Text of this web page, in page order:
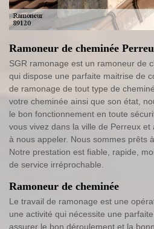
Ramoneur de cheminée
SGR ramonage est un ramoneur de
qui dispose une parfaite maitrise de
de ramonage de tout type de
votre cheminée ainsi que son état,
le bon fonctionnement en toute
vous vivez dans la ville de Perreux et
à nous appeler. Nous sommes prêts
Notre prestation est fiable, rapide,
de service irréprochable.
Ramoneur de cheminée
Le travail de ramonage est une
une activité qui nécessite une
assurer le bon déroulement et la